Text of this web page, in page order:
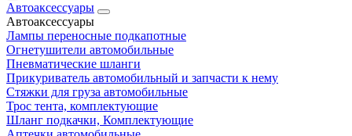
Автоаксессуары
Автоаксессуары
Лампы переносные подкапотные
Огнетушители автомобильные
Пневматические шланги
Прикуриватель автомобильный и запчасти к нему
Стяжки для груза автомобильные
Трос тента, комплектующие
Шланг подкачки, Комплектующие